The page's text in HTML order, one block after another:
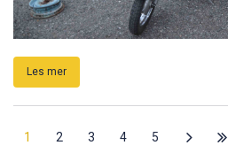
Les mer
1 2 3 4 5